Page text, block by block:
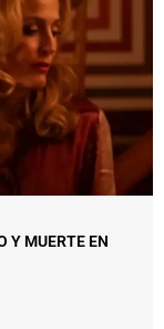
Y MUERTE EN